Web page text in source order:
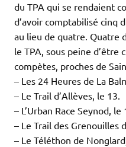
du TPA qui se rendaient
d’avoir comptabilisé cinq
au lieu de quatre. Quatre
le TPA, sous peine d’être
compètes, proches de
– Les 24 Heures de La
– Le Trail d’Allèves, le 13.
– L’Urban Race Seynod, le
– Le Trail des Grenouilles
– Le Téléthon de